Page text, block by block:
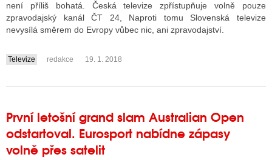
není příliš bohatá. Česká televize zpřístupňuje volně pouze
zpravodajský kanál ČT 24, Naproti tomu Slovenská televize
nevysílá směrem do Evropy vůbec nic, ani zpravodajství.
....
Televize redakce 19. 1. 2018
První letošní grand slam Australian Open
odstartoval. Eurosport nabídne zápasy
volně přes satelit